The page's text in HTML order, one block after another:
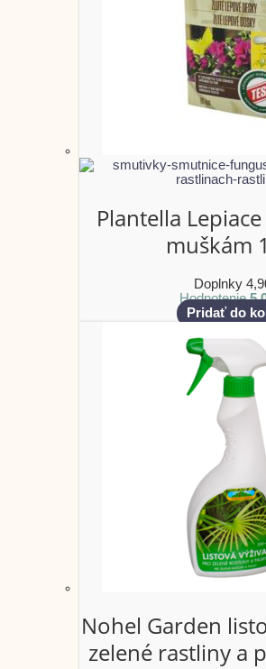
Plantella
muškám
Doplnky
Hodnotenie
Pridať do
Nohel Garden
zelené rastliny a